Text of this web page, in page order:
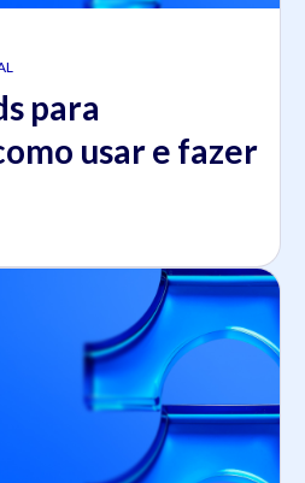
para
usar e fazer